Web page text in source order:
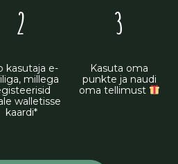
2
kasutaja e-
millega
walletisse
kaardi*
3
Kasuta oma
punkte ja naudi
oma tellimust